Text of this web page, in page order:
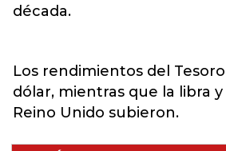
década.
Los rendimientos del
dólar, mientras que la libra y
Reino Unido subieron.